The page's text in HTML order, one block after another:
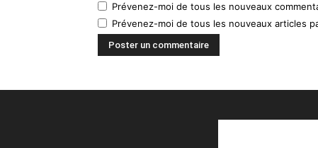
Prévenez-moi de tous les nouveaux
Prévenez-moi de tous les nouveaux articles